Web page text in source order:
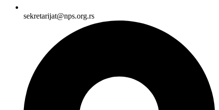
sekretarijat@nps.org.rs